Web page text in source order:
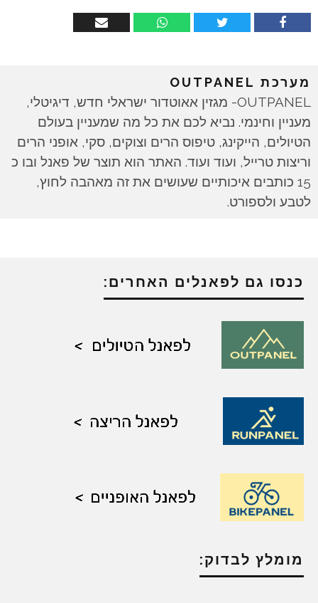
מערכת OUTPANEL
OUTPANEL- מגזין אאוטדור ישראלי חדש, דיגיטלי,
מעניין וחינמי. נביא לכם את כל מה שמעניין בעולם
הטיולים, הייקינג, טיפוס הרים וצוקים, סקי, אופני הרים
וריצות טרייל, ועוד ועוד. האתר הוא תוצר של פאנל ובו כ
15 כותבים איכותיים שעושים את זה מאהבה לחוץ,
לטבע ולספורט.
כנסו גם לפאנלים האחרים:
מומלץ לבדוק: